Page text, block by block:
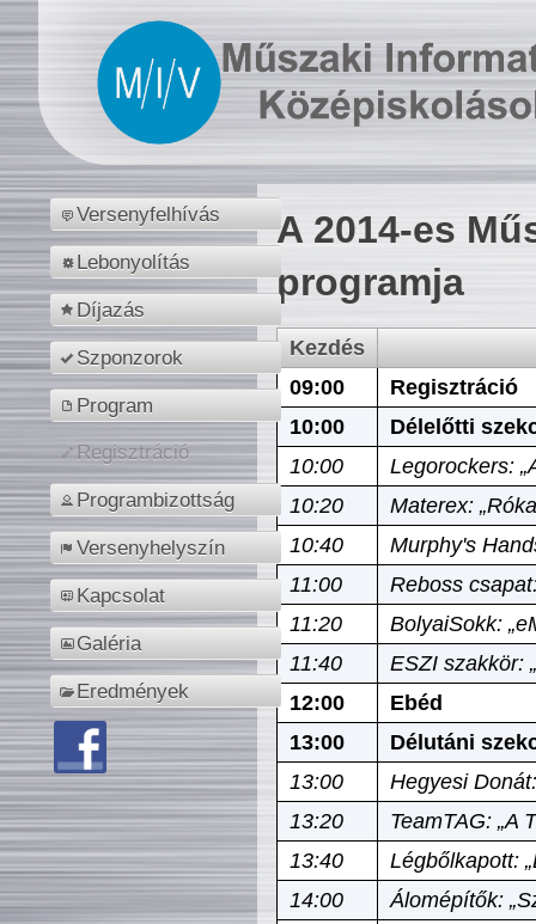
Versenyfelhívás
Lebonyolítás
Díjazás
Szponzorok
Program
Regisztráció
Programbizottság
Versenyhelyszín
Kapcsolat
Galéria
Eredmények
A 2014-es
programja
Kezdés
09:00
Regisztráció
10:00
Délelőtti
10:00
Legorockers:
10:20
Materex:
10:40
Murphy's
11:00
Reboss
11:20
BolyaiSokk:
11:40
ESZI szakkör:
12:00
Ebéd
13:00
Délutáni
13:00
Hegyesi
13:20
TeamTAG: „A
13:40
Légbőlkapott:
14:00
Álomépítők: